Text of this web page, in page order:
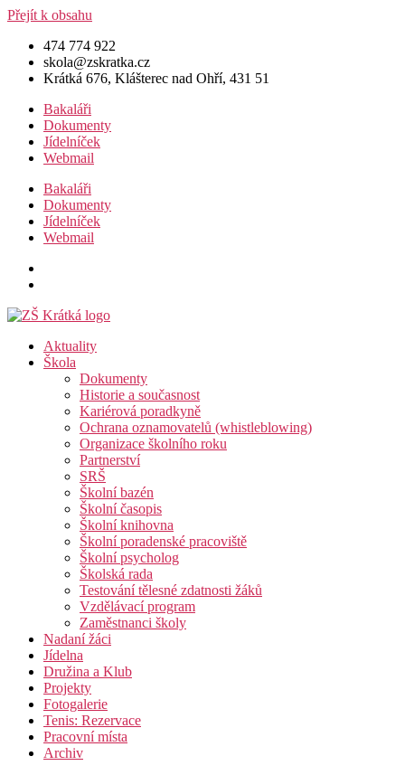
Přejít k obsahu
474 774 922
skola@zskratka.cz
Krátká 676, Klášterec nad Ohří, 431 51
Bakaláři
Dokumenty
Jídelníček
Webmail
Bakaláři
Dokumenty
Jídelníček
Webmail
Aktuality
Škola
Dokumenty
Historie a současnost
Kariérová poradkyně
Ochrana oznamovatelů (whistleblowing)
Organizace školního roku
Partnerství
SRŠ
Školní bazén
Školní časopis
Školní knihovna
Školní poradenské pracoviště
Školní psycholog
Školská rada
Testování tělesné zdatnosti žáků
Vzdělávací program
Zaměstnanci školy
Nadaní žáci
Jídelna
Družina a Klub
Projekty
Fotogalerie
Tenis: Rezervace
Pracovní místa
Archiv